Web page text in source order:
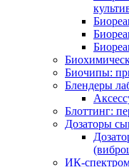
Биочипы:
Блендеры
Блоттинг:
Дозаторы
ИК-